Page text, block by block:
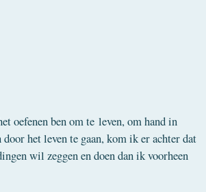
oefenen ben om te leven, om hand in
het leven te gaan, kom ik er achter dat
wil zeggen en doen dan ik voorheen